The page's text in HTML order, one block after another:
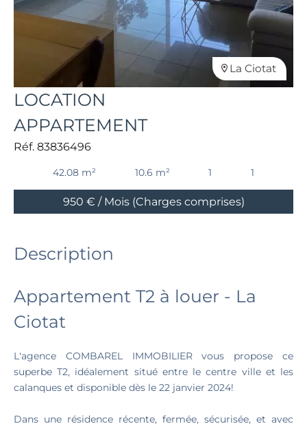
La Ciotat
LOCATION
APPARTEMENT
Réf. 83836496
42.08 m² 10.6 m² 1 1
950 € / Mois (Charges comprises)
Description
Appartement T2 à louer - La
Ciotat
L'agence COMBAREL IMMOBILIER vous propose ce
superbe T2, idéalement situé entre le centre ville et les
calanques et disponible dès le 22 janvier 2024!
Dans une résidence récente, fermée, sécurisée, et avec